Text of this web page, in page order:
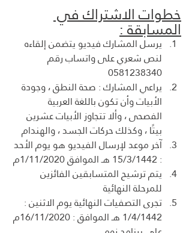
خطوات الاشتراك في
المسابقة :
يرسل المشارك فيديو يتضمن إلقاءه
لنص شعري على واتساب رقم
0581238340
يراعي المشارك : صحة النطق ، وجودة
الأبيات وأن تكون باللغة العربية
الفصحى ، وألا تتجاوز الأبيات عشرين
بيتًا ، وكذلك حركات الجسد ، والهندام
آخر موعد لإرسال الفيديو هو يوم الأحد
: 15/3/1442 هـ الموافق 1/11/2020م
يتم ترشيح المتسابقين الفائزين
للمرحلة النهائية
تجرى التصفيات النهائية يوم الاثنين :
1/4/1442 هـ الموافق : 16/11/2020م